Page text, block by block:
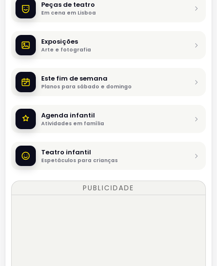
Peças de teatro
Em cena em Lisboa
Exposições
Arte e fotografia
Este fim de semana
Planos para sábado e domingo
Agenda infantil
Atividades em família
Teatro infantil
Espetáculos para crianças
PUBLICIDADE